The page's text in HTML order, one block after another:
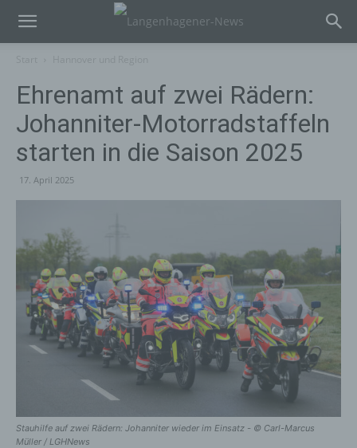
Ehrenamt auf zwei Rädern:
Johanniter-Motorradstaffeln
starten in die Saison 2025
17. April 2025
Stauhilfe auf zwei Rädern: Johanniter wieder im Einsatz - © Carl-Marcus
Müller / LGHNews